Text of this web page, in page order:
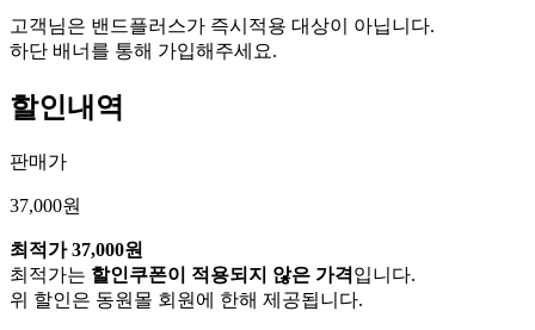
고객님은 밴드플러스가 즉시적용 대상이 아닙니다.
하단 배너를 통해 가입해주세요.
할인내역
판매가
37,000원
최적가 37,000원
최적가는 할인쿠폰이 적용되지 않은 가격입니다.
위 할인은 동원몰 회원에 한해 제공됩니다.